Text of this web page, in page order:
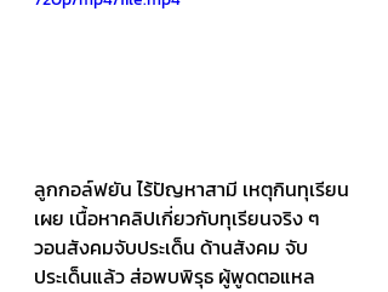
ลูกกอล์ฟยัน ไร้ปัญหาสามี เหตุกินทุเรียน
เผย เนื้อหาคลิปเกี่ยวกับทุเรียนจริง ๆ
วอนสังคมจับประเด็น ด้านสังคม จับ
ประเด็นแล้ว ส่อพบพิรุธ ผู้พูดตอแหล